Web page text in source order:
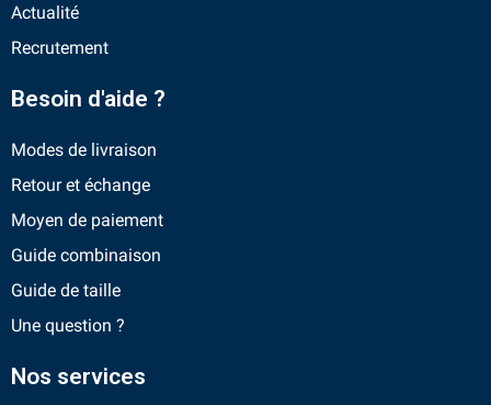
Actualité
Recrutement
Besoin d'aide ?
Modes de livraison
Retour et échange
Moyen de paiement
Guide combinaison
Guide de taille
Une question ?
Nos services